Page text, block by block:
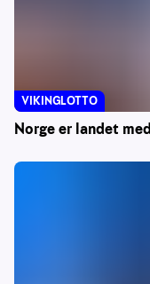
Norge er landet
VIKINGLOTTO